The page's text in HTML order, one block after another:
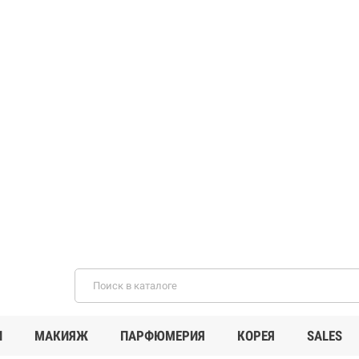
МАКИЯЖ ПАРФЮМЕРИЯ КОРЕЯ SALES